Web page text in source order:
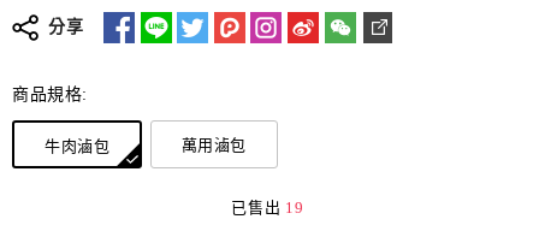
分享
商品規格:
牛肉滷包 萬用滷包
已售出 19